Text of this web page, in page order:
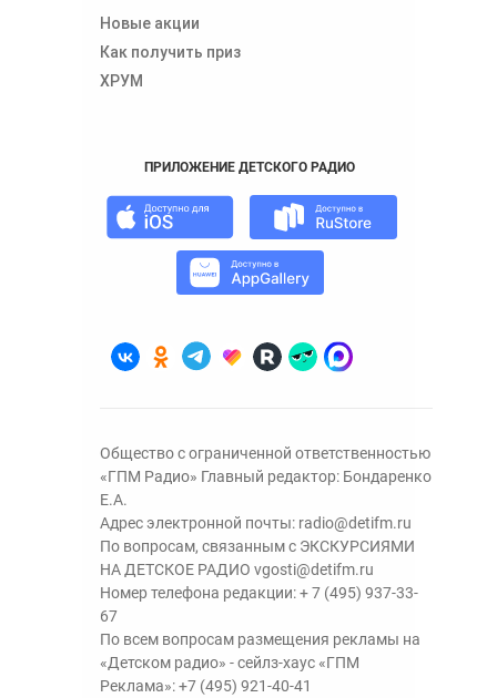
Новые акции
Как получить приз
ХРУМ
ПРИЛОЖЕНИЕ ДЕТСКОГО РАДИО
Общество с ограниченной ответственностью
«ГПМ Радио» Главный редактор: Бондаренко
Е.А.
Адрес электронной почты: radio@detifm.ru
По вопросам, связанным с ЭКСКУРСИЯМИ
НА ДЕТСКОЕ РАДИО vgosti@detifm.ru
Номер телефона редакции:+ 7 (495) 937-33-
67
По всем вопросам размещения рекламы на
«Детском радио» - сейлз-хаус «ГПМ
Реклама»:+7 (495) 921-40-41